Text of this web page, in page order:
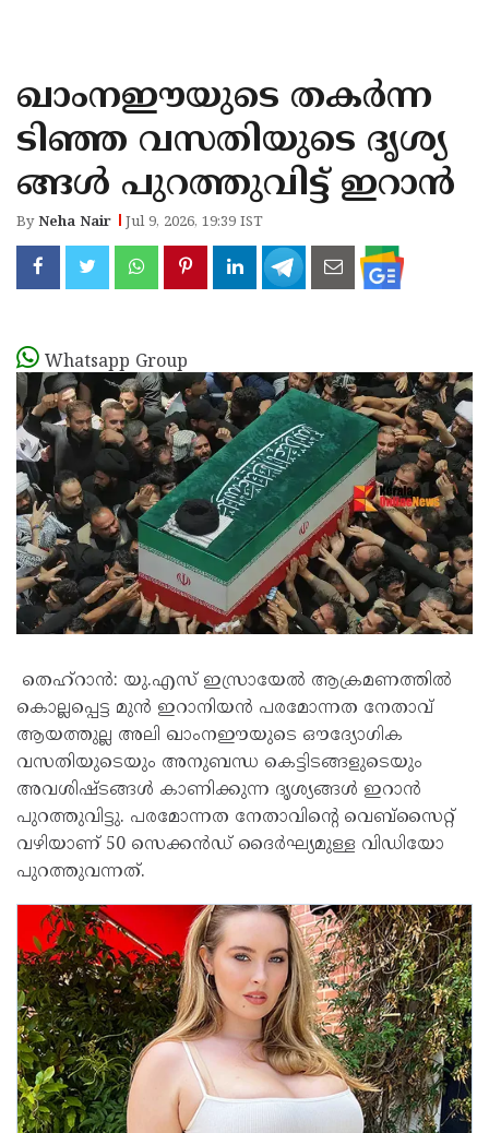
KANNUR
KASARAGOD
ഖാംനഈയുടെ തകർന്ന
ടിഞ്ഞ വസതിയുടെ ദൃശ്യ
ങ്ങൾ പുറത്തുവിട്ട് ഇറാൻ
ByNeha Nair Jul 9, 2026, 19:39 IST
Whatsapp Group
തെഹ്റാൻ: യു.എസ് ഇസ്രായേൽ ആക്രമണത്തിൽ
കൊല്ലപ്പെട്ട മുൻ ഇറാനിയൻ പരമോന്നത നേതാവ്
ആയത്തുല്ല അലി ഖാംനഈയുടെ ഔദ്യോഗിക
വസതിയുടെയും അനുബന്ധ കെട്ടിടങ്ങളുടെയും
അവശിഷ്ടങ്ങൾ കാണിക്കുന്ന ദൃശ്യങ്ങൾ ഇറാൻ
പുറത്തുവിട്ടു. പരമോന്നത നേതാവിന്റെ വെബ്‌സൈറ്റ്
വഴിയാണ് 50 സെക്കൻഡ് ദൈർഘ്യമുള്ള വിഡിയോ
പുറത്തുവന്നത്.